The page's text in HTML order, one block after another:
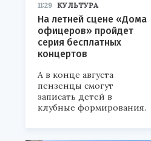
11:29 КУЛЬТУРА
На летней сцене «Дома
офицеров» пройдет
серия бесплатных
концертов
А в конце августа
пензенцы смогут
записать детей в
клубные формирования.